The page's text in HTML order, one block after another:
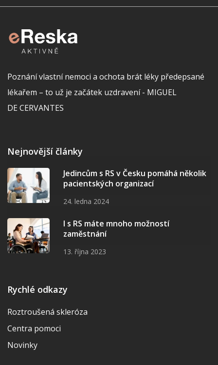
Poznání vlastní nemoci a ochota brát léky předepsané
lékařem – to už je začátek uzdravení - MIGUEL
DE CERVANTES
Nejnovější články
Jedincům s RS v Česku pomáhá několik
pacientských organizací
24. ledna 2024
I s RS máte mnoho možností
zaměstnání
13. října 2023
Rychlé odkazy
Roztroušená skleróza
Centra pomoci
Novinky